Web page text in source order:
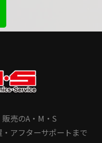
売のA・M・S
アフターサポートまで